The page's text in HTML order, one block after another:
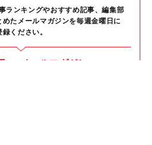
ランキングやおすすめ記事、編集部
たメールマガジンを毎週金曜日に
ください。
メールマガジン